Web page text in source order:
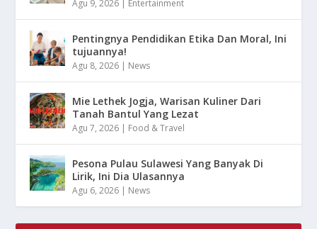
Agu 9, 2026 | Entertainment
Pentingnya Pendidikan Etika Dan Moral, Ini
tujuannya!
Agu 8, 2026 | News
Mie Lethek Jogja, Warisan Kuliner Dari
Tanah Bantul Yang Lezat
Agu 7, 2026 | Food & Travel
Pesona Pulau Sulawesi Yang Banyak Di
Lirik, Ini Dia Ulasannya
Agu 6, 2026 | News